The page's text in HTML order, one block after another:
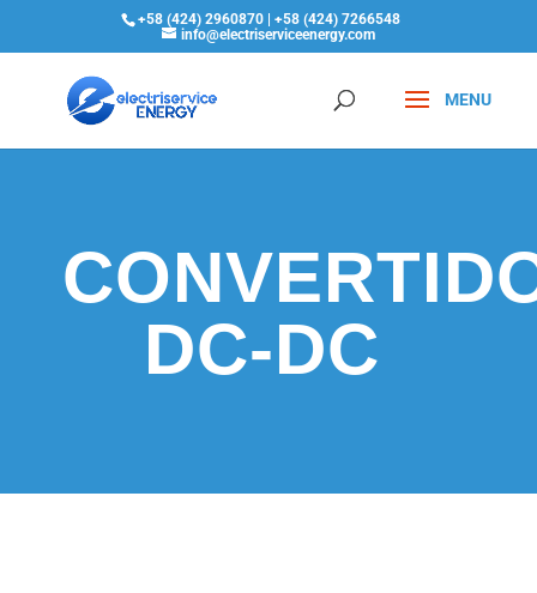
+58 (424) 2960870 | +58 (424) 7266548
info@electriserviceenergy.com
DC-DC